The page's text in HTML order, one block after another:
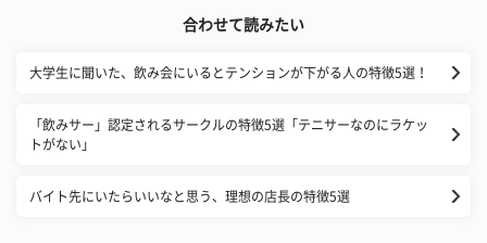
合わせて読みたい
大学生に聞いた、飲み会にいるとテンションが下がる人の特徴5選！
「飲みサー」認定されるサークルの特徴5選「テニサーなのにラケッ
トがない」
バイト先にいたらいいなと思う、理想の店長の特徴5選